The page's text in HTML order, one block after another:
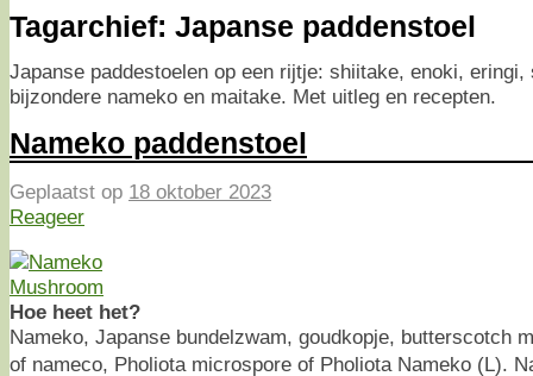
Tagarchief: Japanse paddenstoel
Japanse paddestoelen op een rijtje: shiitake, enoki, eringi,
bijzondere nameko en maitake. Met uitleg en recepten.
Nameko paddenstoel
Geplaatst op 18 oktober 2023
Reageer
Hoe heet het?
Nameko, Japanse bundelzwam, goudkopje, butterscotch
of nameco, Pholiota microspore of Pholiota Nameko (L).